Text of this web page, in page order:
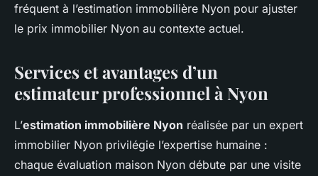
fréquent à l’estimation immobilière Nyon pour ajuster
le prix immobilier Nyon au contexte actuel.
Services et avantages d’un
estimateur professionnel à Nyon
L’estimation immobilière Nyon réalisée par un expert
immobilier Nyon privilégie l’expertise humaine :
chaque évaluation maison Nyon débute par une visite